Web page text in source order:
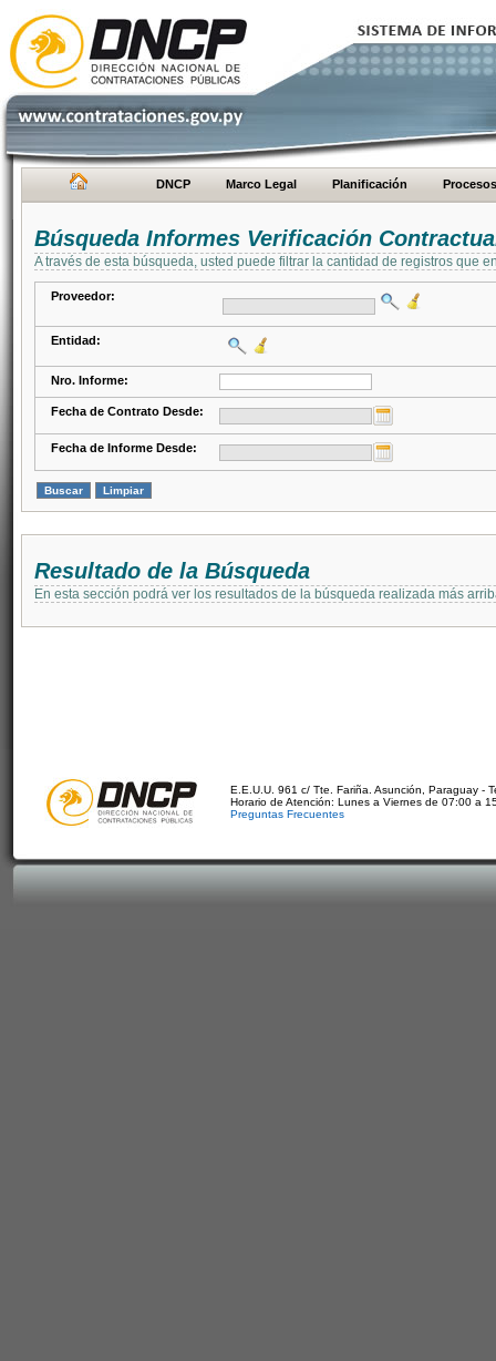
DNCP Marco Legal Planificación Procesos
Búsqueda Informes Verificación
A través de esta búsqueda, usted puede filtrar la cantidad de registros que
Proveedor:
Entidad:
Nro. Informe:
Fecha de Contrato Desde:
Fecha de Informe Desde:
Resultado de la Búsqueda
En esta sección podrá ver los resultados de la búsqueda realizada más
E.E.U.U. 961 c/ Tte. Fariña. Asunción, Paraguay -
Horario de Atención: Lunes a Viernes de 07:00 a
Preguntas Frecuentes